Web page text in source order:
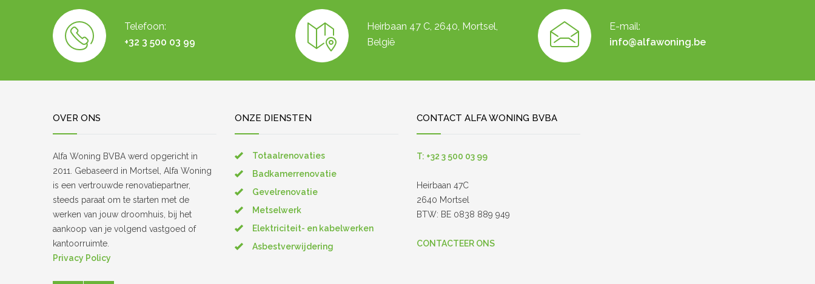
Telefoon:
+32 3 500 03 99
Heirbaan 47 C, 2640, Mortsel,
België
E-mail:
info@alfawoning.be
OVER ONS
Alfa Woning BVBA werd opgericht in
2011. Gebaseerd in Mortsel, Alfa Woning
is een vertrouwde renovatiepartner,
steeds paraat om te starten met de
werken van jouw droomhuis, bij het
aankoop van je volgend vastgoed of
kantoorruimte.
Privacy Policy
ONZE DIENSTEN
Totaalrenovaties
Badkamerrenovatie
Gevelrenovatie
Metselwerk
Elektriciteit- en kabelwerken
Asbestverwijdering
CONTACT ALFA WONING BVBA
T: +32 3 500 03 99
Heirbaan 47C
2640 Mortsel
BTW: BE 0838 889 949
CONTACTEER ONS